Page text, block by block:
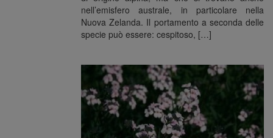
nell’emisfero australe, in particolare nella
Nuova Zelanda. Il portamento a seconda delle
specie può essere: cespitoso, […]